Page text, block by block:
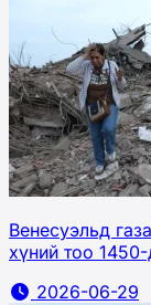
Венесуэльд
хүний тоо
2026-06-29